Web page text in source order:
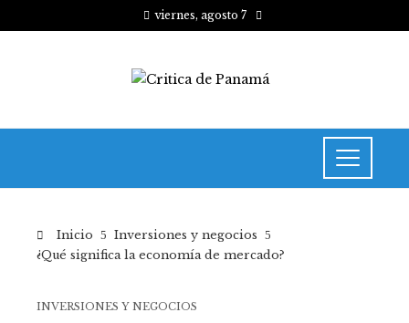
viernes, agosto 7
Inicio
Inversiones y negocios
¿Qué significa la economía de mercado?
INVERSIONES Y NEGOCIOS